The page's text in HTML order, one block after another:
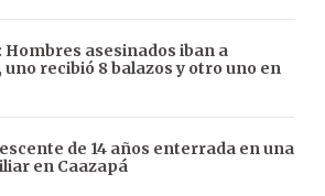
Hombres asesinados iban a
recibió 8 balazos y otro uno en
de 14 años enterrada en una
en Caazapá